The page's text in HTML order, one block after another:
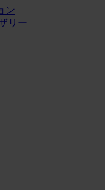
ン
リー